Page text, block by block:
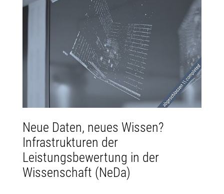
Neue Daten, neues Wissen?
Infrastrukturen der
Leistungsbewertung in der
Wissenschaft (NeDa)